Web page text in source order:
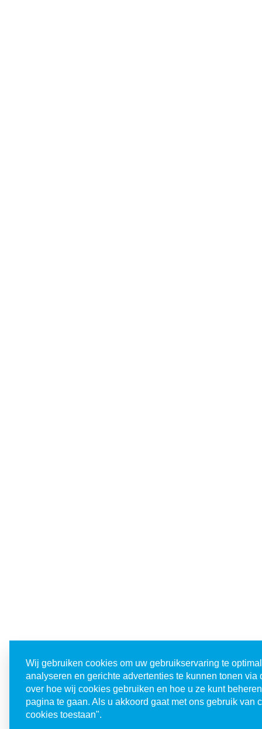
Wij gebruiken cookies om uw gebruikservaring te
analyseren en gerichte advertenties te kunnen tonen via
over hoe wij cookies gebruiken en hoe u ze kunt
pagina te gaan. Als u akkoord gaat met ons gebruik van
cookies toestaan".